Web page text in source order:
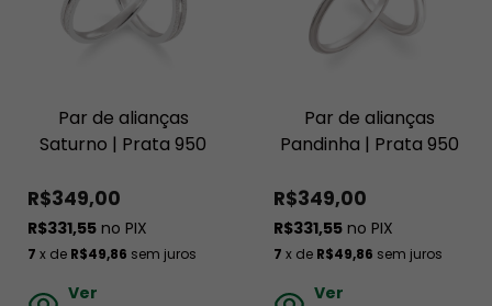
Par de alianças
Saturno | Prata 950
R$349,00
R$331,55 no PIX
7 x de R$49,86 sem juros
Ver
Par de alianças
Pandinha | Prata 950
R$349,00
R$331,55 no PIX
7 x de R$49,86 sem juros
Ver